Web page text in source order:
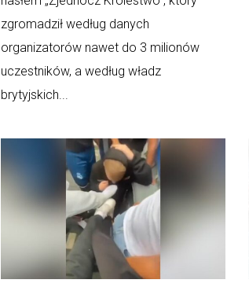
zgromadził według danych
organizatorów nawet do 3 milionów
uczestników, a według władz
brytyjskich...